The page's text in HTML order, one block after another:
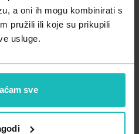
a oni ih mogu kombinirati s
pružili ili koje su prikupili
usluge.
sve